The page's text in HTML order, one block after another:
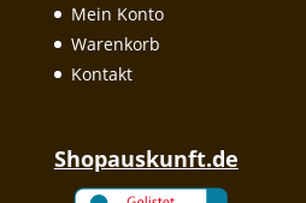
Mein Konto
Warenkorb
Kontakt
Shopauskunft.de